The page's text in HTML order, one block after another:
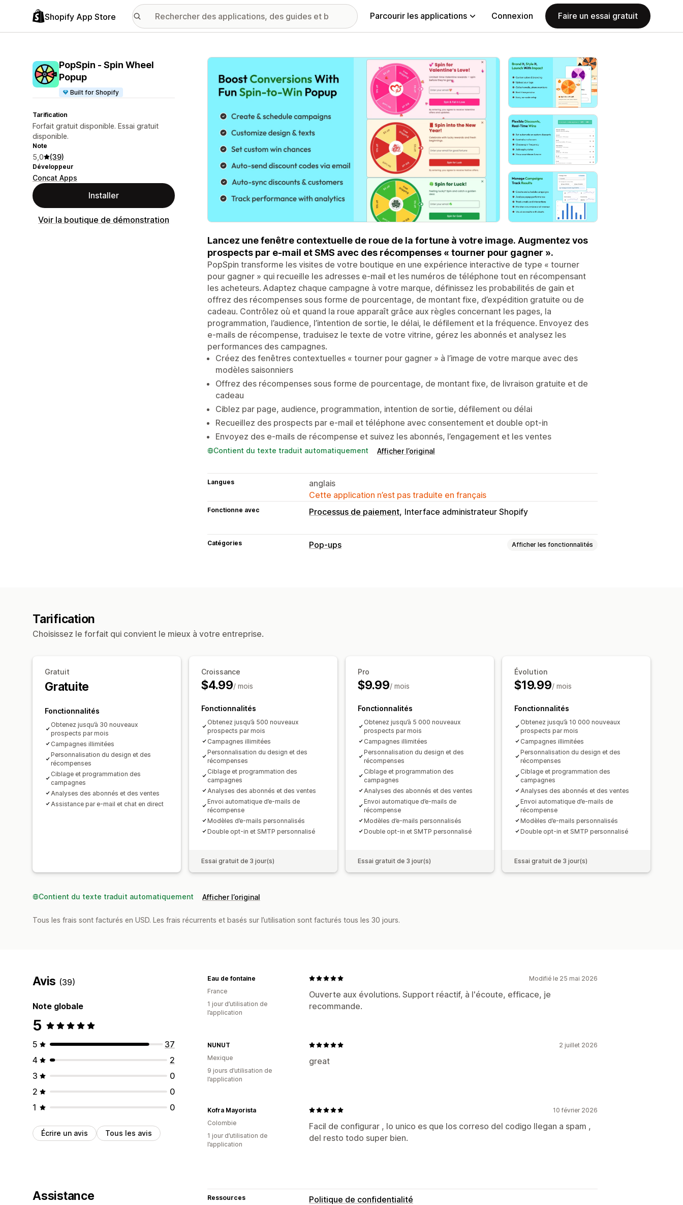
Shopify App Store Parcourir les applications Connexion Faire un essai gratuit
PopSpin ‑ Spin Wheel
Popup
Built for Shopify
Tarification
Forfait gratuit disponible. Essai gratuit
disponible.
Note
5,0 (39)
Développeur
Concat Apps
Installer
Voir la boutique de démonstration
Galerie d’images vedette
Lancez une fenêtre contextuelle de roue de la fortune à votre image. Augmentez vos
prospects par e-mail et SMS avec des récompenses « tourner pour gagner ».
PopSpin transforme les visites de votre boutique en une expérience interactive de type « tourner
pour gagner » qui recueille les adresses e-mail et les numéros de téléphone tout en récompensant
les acheteurs. Adaptez chaque campagne à votre marque, définissez les probabilités de gain et
offrez des récompenses sous forme de pourcentage, de montant fixe, d’expédition gratuite ou de
cadeau. Contrôlez où et quand la roue apparaît grâce aux règles concernant les pages, la
programmation, l’audience, l’intention de sortie, le délai, le défilement et la fréquence. Envoyez des
e-mails de récompense, traduisez le texte de votre vitrine, gérez les abonnés et analysez les
performances des campagnes.
Créez des fenêtres contextuelles « tourner pour gagner » à l’image de votre marque avec des
modèles saisonniers
Offrez des récompenses sous forme de pourcentage, de montant fixe, de livraison gratuite et de
cadeau
Ciblez par page, audience, programmation, intention de sortie, défilement ou délai
Recueillez des prospects par e-mail et téléphone avec consentement et double opt-in
Envoyez des e-mails de récompense et suivez les abonnés, l’engagement et les ventes
Contient du texte traduit automatiquement Afficher l’original
Langues
anglais
Cette application n’est pas traduite en français
Fonctionne avec Processus de paiement Interface administrateur Shopify
Catégories Pop-ups Afficher les fonctionnalités
Tarification
Choisissez le forfait qui convient le mieux à votre entreprise.
Gratuit
Gratuite
Fonctionnalités
Obtenez jusqu’à 30 nouveaux
prospects par mois
Campagnes illimitées
Personnalisation du design et des
récompenses
Ciblage et programmation des
campagnes
Analyses des abonnés et des ventes
Assistance par e-mail et chat en direct
Croissance
$4.99/ mois
Fonctionnalités
Obtenez jusqu’à 500 nouveaux
prospects par mois
Campagnes illimitées
Personnalisation du design et des
récompenses
Ciblage et programmation des
campagnes
Analyses des abonnés et des ventes
Envoi automatique d’e-mails de
récompense
Modèles d’e-mails personnalisés
Double opt-in et SMTP personnalisé
Essai gratuit de 3 jour(s)
Pro
$9.99/ mois
Fonctionnalités
Obtenez jusqu’à 5 000 nouveaux
prospects par mois
Campagnes illimitées
Personnalisation du design et des
récompenses
Ciblage et programmation des
campagnes
Analyses des abonnés et des ventes
Envoi automatique d’e-mails de
récompense
Modèles d’e-mails personnalisés
Double opt-in et SMTP personnalisé
Essai gratuit de 3 jour(s)
Évolution
$19.99/ mois
Fonctionnalités
Obtenez jusqu’à 10 000 nouveaux
prospects par mois
Campagnes illimitées
Personnalisation du design et des
récompenses
Ciblage et programmation des
campagnes
Analyses des abonnés et des ventes
Envoi automatique d’e-mails de
récompense
Modèles d’e-mails personnalisés
Double opt-in et SMTP personnalisé
Essai gratuit de 3 jour(s)
Contient du texte traduit automatiquement Afficher l’original
Tous les frais sont facturés en USD. Les frais récurrents et basés sur l’utilisation sont facturés tous les 30 jours.
Avis (39)
Note globale
5
5
37
4
2
3
0
2
0
1
0
Écrire un avis Tous les avis
Modifié le 25 mai 2026
Ouverte aux évolutions. Support réactif, à l'écoute, efficace, je
recommande.
Eau de fontaine
France
1 jour d’utilisation de
l’application
2 juillet 2026
great
NUNUT
Mexique
9 jours d’utilisation de
l’application
10 février 2026
Facil de configurar , lo unico es que los correso del codigo llegan a spam ,
del resto todo super bien.
Kofra Mayorista
Colombie
1 jour d’utilisation de
l’application
Assistance Ressources
Politique de confidentialité